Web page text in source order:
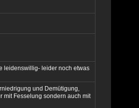
leidenswillig- leider noch etwas
und Demütigung,
mit Fesselung sondern auch mit